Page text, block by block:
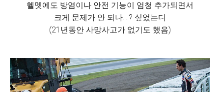
헬멧에도 방염이나 안전 기능이 엄청 추가되면서
크게 문제가 안 되나....? 싶었는디
(21년동안 사망사고가 없기도 했음)